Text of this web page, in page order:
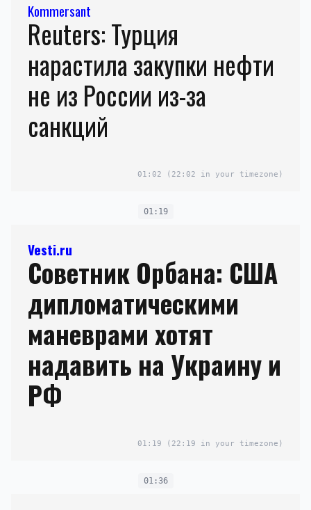
Kommersant
Reuters: Турция
нарастила закупки нефти
не из России из-за
санкций
01:02 (22:02 in your timezone)
01:19
Vesti.ru
Советник Орбана: США
дипломатическими
маневрами хотят
надавить на Украину и
РФ
01:19 (22:19 in your timezone)
01:36